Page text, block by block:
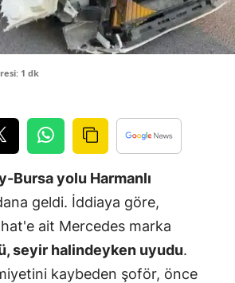
Çanakkale
Çankırı
Diyarbakır
Erzurum
1 dk
Bursa yolu Harmanlı
geldi. İddiaya göre,
ait Mercedes marka
seyir halindeyken uyudu.
kaybeden şoför, önce